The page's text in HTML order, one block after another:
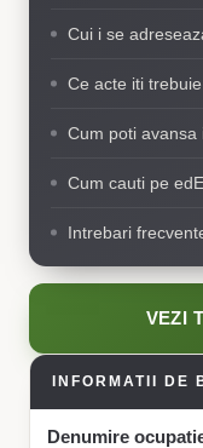
Cui i se
Ce acte iti
Cum poti avansa
Cum cauti pe
Intrebari
VEZI
INFORMATII DE
Denumire